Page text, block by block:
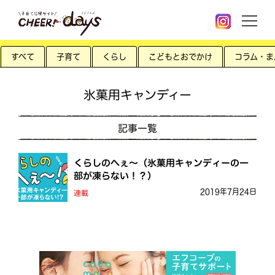
すべて 子育て くらし こどもとおでかけ コラム・
氷菓用キャンディー
記事一覧
くらしのへぇ〜（氷菓用キャンディーの一
部が凍らない！？）
連載 2019年7月24日